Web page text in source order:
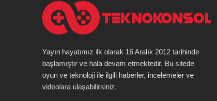
Yayın hayatımız ilk olarak 16 Aralık 2012 tarihinde
başlamıştır ve hala devam etmektedir. Bu sitede
oyun ve teknoloji ile ilgili haberler, incelemeler ve
videolara ulaşabilirsiniz.